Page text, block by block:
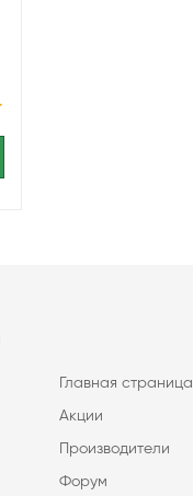
Главная страница
Акции
Производители
Форум